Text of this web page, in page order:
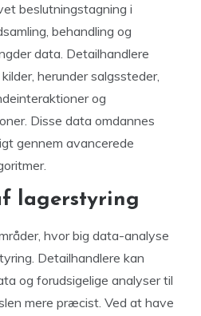
beslutningstagning i
behandling og
data. Detailhandlere
herunder salgssteder,
og
Disse data omdannes
gennem avancerede
lagerstyring
hvor big data-analyse
Detailhandlere kan
og forudsigelige analyser til
mere præcist. Ved at have